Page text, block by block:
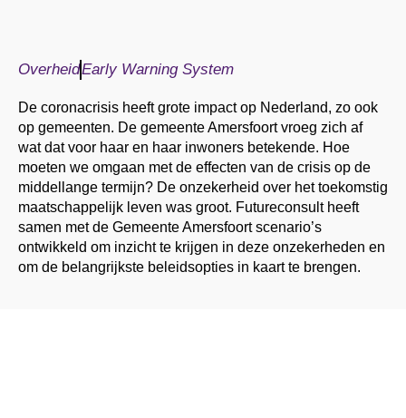
OverheidEarly Warning System
De coronacrisis heeft grote impact op Nederland, zo ook
op gemeenten. De gemeente Amersfoort vroeg zich af
wat dat voor haar en haar inwoners betekende. Hoe
moeten we omgaan met de effecten van de crisis op de
middellange termijn? De onzekerheid over het toekomstig
maatschappelijk leven was groot. Futureconsult heeft
samen met de Gemeente Amersfoort scenario’s
ontwikkeld om inzicht te krijgen in deze onzekerheden en
om de belangrijkste beleidsopties in kaart te brengen.